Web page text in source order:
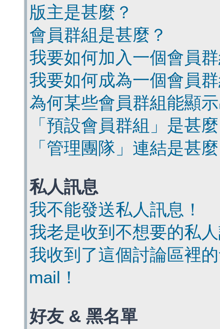
版主是甚麼？
會員群組是甚麼？
我要如何加入一個會員
我要如何成為一個會員
為何某些會員群組能顯
「預設會員群組」是甚
「管理團隊」連結是甚
私人訊息
我不能發送私人訊息！
我老是收到不想要的私
我收到了這個討論區裡
mail！
好友 & 黑名單